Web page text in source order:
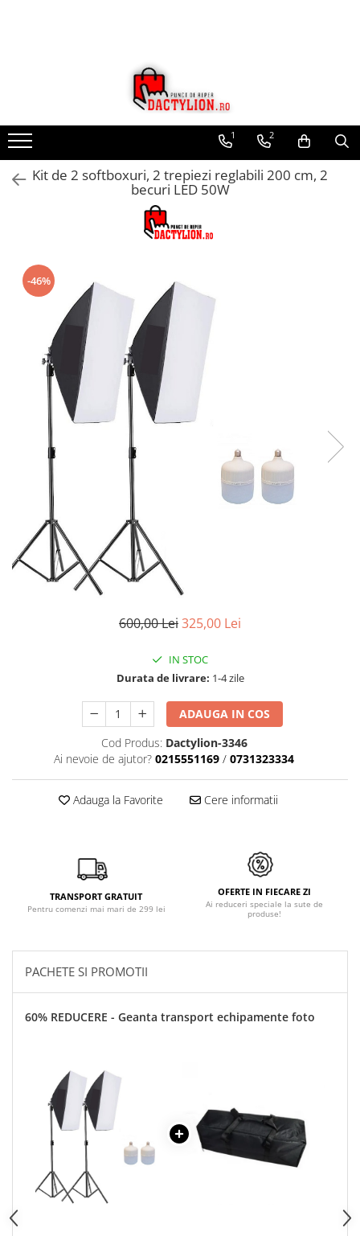
1 2
Kit de 2 softboxuri, 2 trepiezi reglabili 200 cm, 2
becuri LED 50W
-46%
600,00 Lei325,00 Lei
IN STOC
Durata de livrare: 1-4 zile
ADAUGA IN COS
Cod Produs: Dactylion-3346
Ai nevoie de ajutor? 0215551169 / 0731323334
Adauga la Favorite Cere informatii
TRANSPORT GRATUIT
Pentru comenzi mai mari de 299 lei
OFERTE IN FIECARE ZI
Ai reduceri speciale la sute de
produse!
PACHETE SI PROMOTII
60% REDUCERE - Geanta transport echipamente foto